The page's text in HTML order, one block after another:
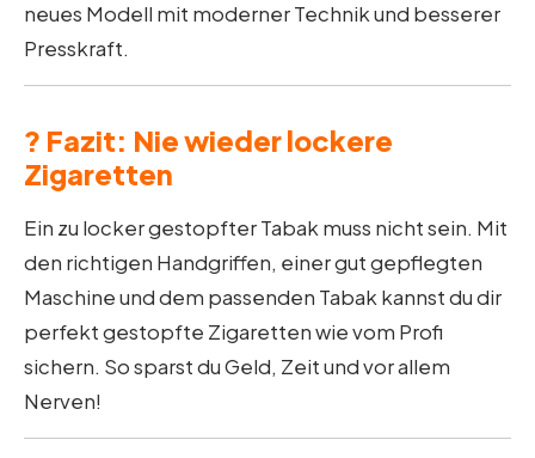
neues Modell mit moderner Technik und besserer
Presskraft.
? Fazit: Nie wieder lockere
Zigaretten
Ein zu locker gestopfter Tabak muss nicht sein. Mit
den richtigen Handgriffen, einer gut gepflegten
Maschine und dem passenden Tabak kannst du dir
perfekt gestopfte Zigaretten wie vom Profi
sichern. So sparst du Geld, Zeit und vor allem
Nerven!